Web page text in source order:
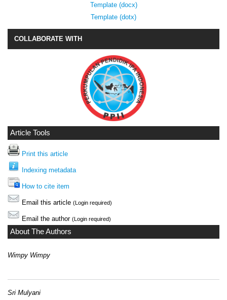
Template (docx)
Template (dotx)
COLLABORATE WITH
Article Tools
Print this article
Indexing metadata
How to cite item
Email this article (Login required)
Email the author (Login required)
About The Authors
Wimpy Wimpy
Sri Mulyani